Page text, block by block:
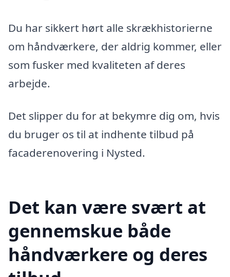
Du har sikkert hørt alle skrækhistorierne
om håndværkere, der aldrig kommer, eller
som fusker med kvaliteten af deres
arbejde.
Det slipper du for at bekymre dig om, hvis
du bruger os til at indhente tilbud på
facaderenovering i Nysted.
Det kan være svært at
gennemskue både
håndværkere og deres